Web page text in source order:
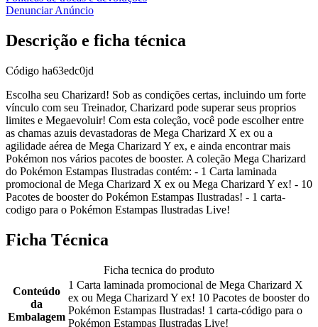
Denunciar Anúncio
Descrição e ficha técnica
Código ha63edc0jd
Escolha seu Charizard! Sob as condições certas, incluindo um forte
vínculo com seu Treinador, Charizard pode superar seus proprios
limites e Megaevoluir! Com esta coleção, você pode escolher entre
as chamas azuis devastadoras de Mega Charizard X ex ou a
agilidade aérea de Mega Charizard Y ex, e ainda encontrar mais
Pokémon nos vários pacotes de booster. A coleção Mega Charizard
do Pokémon Estampas Ilustradas contém: - 1 Carta laminada
promocional de Mega Charizard X ex ou Mega Charizard Y ex! - 10
Pacotes de booster do Pokémon Estampas Ilustradas! - 1 carta-
codigo para o Pokémon Estampas Ilustradas Live!
Ficha Técnica
Ficha tecnica do produto
Conteúdo
da
Embalagem
1 Carta laminada promocional de Mega Charizard X
ex ou Mega Charizard Y ex! 10 Pacotes de booster do
Pokémon Estampas Ilustradas! 1 carta-código para o
Pokémon Estampas Ilustradas Live!